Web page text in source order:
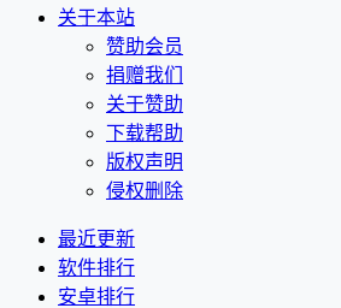
关于本站
赞助会员
捐赠我们
关于赞助
下载帮助
版权声明
侵权删除
最近更新
软件排行
安卓排行